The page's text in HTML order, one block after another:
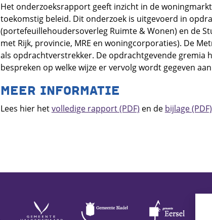
Het onderzoeksrapport geeft inzicht in de
toekomstig beleid. Dit onderzoek is uitgevoerd in
(portefeuillehoudersoverleg Ruimte & Wonen) en de
met Rijk, provincie, MRE en woningcorporaties). De
als opdrachtverstrekker. De opdrachtgevende gremia
bespreken op welke wijze er vervolg wordt gegeven
MEER INFORMATIE
Lees hier hetvolledige rapport (PDF) en de bijlage (PDF)